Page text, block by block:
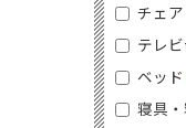
チェ
テレ
ベッド
寝具